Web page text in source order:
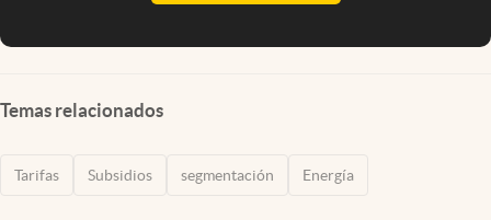
Temas relacionados
Tarifas Subsidios segmentación Energía